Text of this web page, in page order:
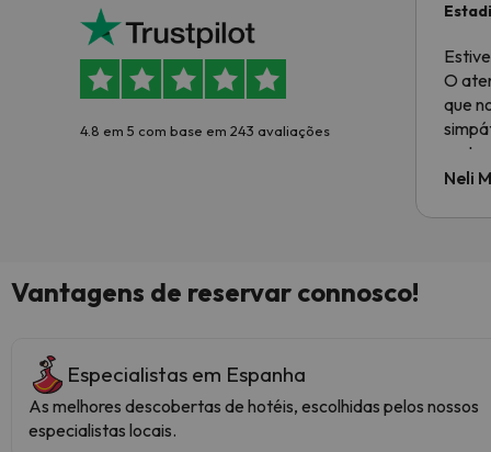
4.8 em 5 com base em 243 avaliações
O
que
As
Neli
Vantagens de reservar connosco!
Especialistas em Espanha
As melhores descobertas de hotéis, escolhidas pelos nossos
especialistas locais.